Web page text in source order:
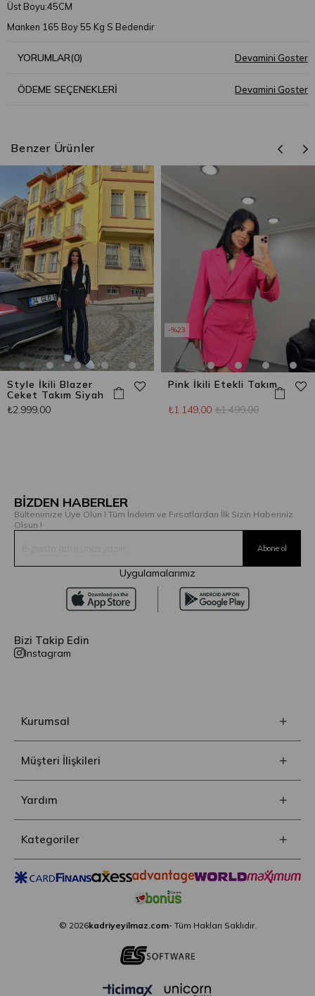
Üst Boyu:45CM
Manken 165 Boy 55 Kg S Bedendir
YORUMLAR(0)
ÖDEME SEÇENEKLERI
Benzer Ürünler
Style İkili Blazer
Ceket Takım Siyah
₺2.999,00
Pink İkili Etekli Takım
₺1.149,00 ₺1.499,00
%23
BİZDEN HABERLER
Bültenimize Üye Olun ! Tüm İndirim ve Fırsatlardan İlk Sizin Haberiniz
Olsun !
Uygulamalarımız
Bizi Takip Edin
Instagram
Kurumsal
Müşteri İlişkileri
Yardım
Kategoriler
© 2026kadriyeyilmaz.com- Tüm Hakları Saklıdır.